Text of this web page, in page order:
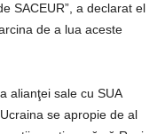
SACEUR”, a declarat el
de a lua aceste
alianţei sale cu SUA
se apropie de al